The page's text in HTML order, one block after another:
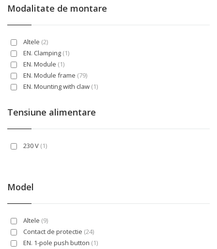
Modalitate de montare
Altele (2)
EN. Clamping (1)
EN. Module (1)
EN. Module frame (79)
EN. Mounting with claw (1)
EN. Universal(13)
Ingropat - Incastrat(3)
Montaj incastrat
Tensiune alimentare
230 V (1)
Model
Altele (9)
Contact de protectie (24)
EN. 1-pole push button (1)